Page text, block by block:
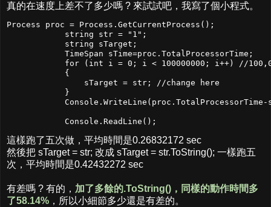
真的在速度上差不了多少嗎 ? 來試試吧，我寫了個小程式。
Process proc = Process.GetCurrentProcess();
            string str = "1";
            string sTarget;
            TimeSpan sTime=proc.TotalProcessorTime;
for (int i = 0; i < 100000000; i++) //
            {
                sTarget = str; //change here
            }
Console.WriteLine(proc.TotalProcessorTime-
這樣跑了五次做，平均時間是0.26832172 sec
然後把 sTarget = str; 改成 sTarget = str.ToString(); 一樣跑五
次，平均時間是0.42432272 sec
有差嗎 ? 有的， 加了多餘的.ToString()，同樣的動作時間多
了58.14% ，所以小細節多少還是有差的。